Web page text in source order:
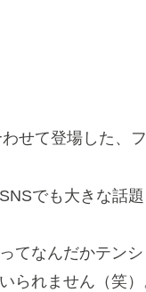
せて登場した、
でも大きな話
てなんだかテン
られません（笑）